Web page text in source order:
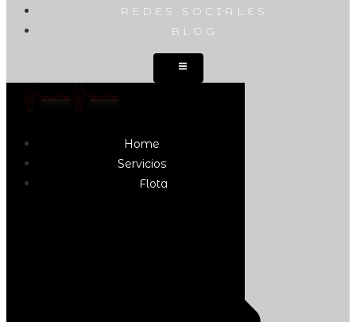
REDES SOCIALES
BLOG
Home
Servicios
Flota